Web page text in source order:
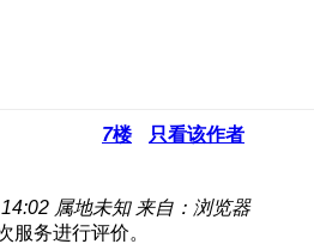
7楼 只看该作者
属地未知 来自：浏览器
服务进行评价。